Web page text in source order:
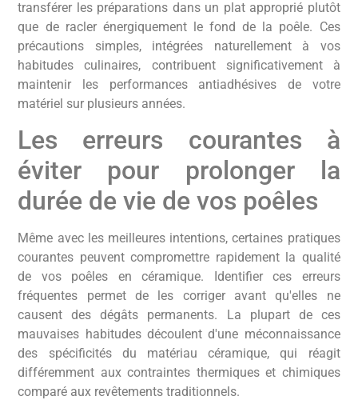
transférer les préparations dans un plat approprié plutôt
que de racler énergiquement le fond de la poêle. Ces
précautions simples, intégrées naturellement à vos
habitudes culinaires, contribuent significativement à
maintenir les performances antiadhésives de votre
matériel sur plusieurs années.
Les erreurs courantes à
éviter pour prolonger la
durée de vie de vos poêles
Même avec les meilleures intentions, certaines pratiques
courantes peuvent compromettre rapidement la qualité
de vos poêles en céramique. Identifier ces erreurs
fréquentes permet de les corriger avant qu'elles ne
causent des dégâts permanents. La plupart de ces
mauvaises habitudes découlent d'une méconnaissance
des spécificités du matériau céramique, qui réagit
différemment aux contraintes thermiques et chimiques
comparé aux revêtements traditionnels.